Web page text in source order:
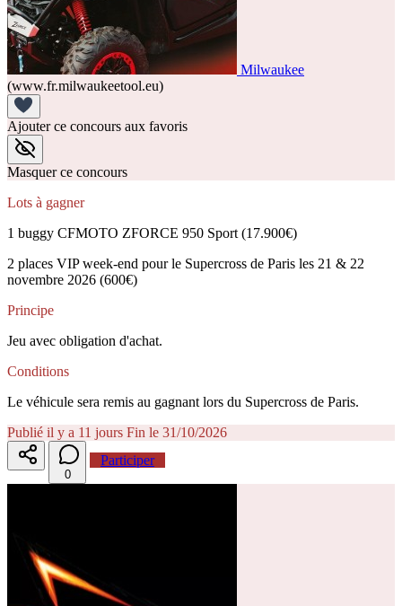
Milwaukee
(www.fr.milwaukeetool.eu)
Ajouter ce concours aux favoris
Masquer ce concours
Lots à gagner
1 buggy CFMOTO ZFORCE 950 Sport (17.900€)
2 places VIP week-end pour le Supercross de Paris les 21 & 22
novembre 2026 (600€)
Principe
Jeu avec obligation d'achat.
Conditions
​​ ​Le véhicule sera remis au gagnant lors du Supercross de Paris.
Publié il y a 11 jours Fin le 31/10/2026
0
Participer